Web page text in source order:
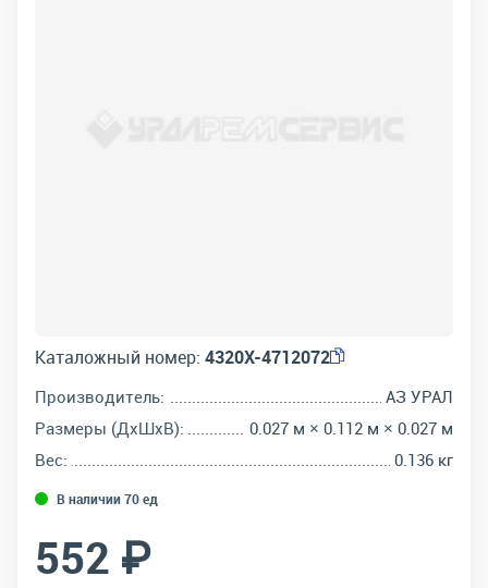
Каталожный номер: 4320Х-4712072
Производитель:
АЗ УРАЛ
Размеры (ДхШхВ):
0.027 м × 0.112 м × 0.027 м
Вес:
0.136 кг
В наличии 70 ед
552 ₽